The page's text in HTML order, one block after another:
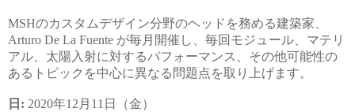
MSHのカスタムデザイン分野のヘッドを務める建築家、
Arturo De La Fuente が毎月開催し、毎回モジュール、マテリ
アル、太陽入射に対するパフォーマンス、その他可能性の
あるトピックを中心に異なる問題点を取り上げます。
日: 2020年12月11日（金）